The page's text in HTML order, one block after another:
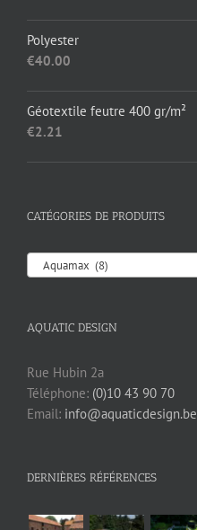
Polyester
€40.00
Géotextile feutre 400 gr/m²
€2.21
CATÉGORIES DE PRODUITS
Aquamax (8)
AQUATIC DESIGN
Rue Hubin 2a
Téléphone: (0)10 43 90 70
Email: info@aquaticdesign.be
DERNIÈRES RÉFÉRENCES